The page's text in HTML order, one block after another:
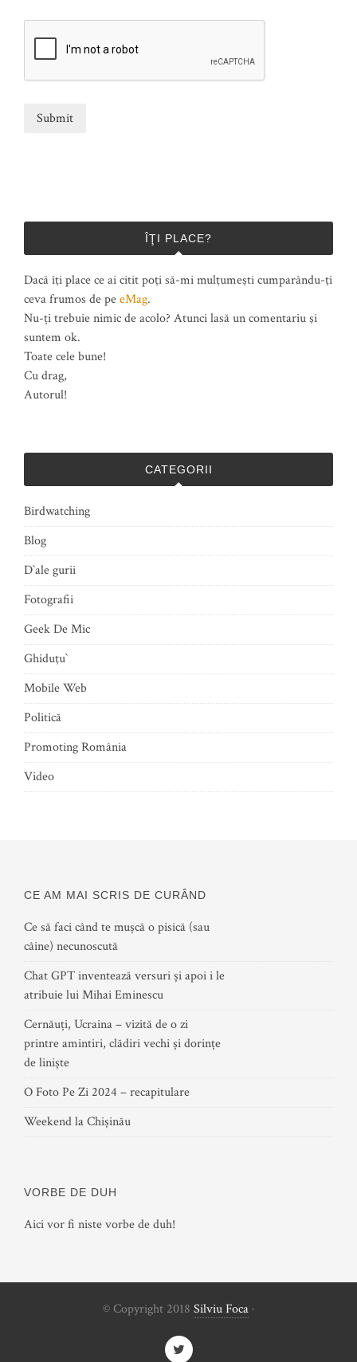
ÎŢI PLACE?
Dacă îţi place ce ai citit poţi să-mi mulţumeşti cumparându-ţi
ceva frumos de peeMag.
Nu-ți trebuie nimic de acolo? Atunci lasă un comentariu şi
suntem ok.
Toate cele bune!
Cu drag,
Autorul!
CATEGORII
Birdwatching
Blog
D`ale gurii
Fotografii
Geek De Mic
Ghiduţu`
Mobile Web
Politică
Promoting România
Video
CE AM MAI SCRIS DE CURÂND
Ce să faci când te mușcă o pisică (sau
câine) necunoscută
Chat GPT inventează versuri și apoi i le
atribuie lui Mihai Eminescu
Cernăuți, Ucraina – vizită de o zi
printre amintiri, clădiri vechi și dorințe
de liniște
O Foto Pe Zi 2024 – recapitulare
Weekend la Chișinău
VORBE DE DUH
Aici vor fi niste vorbe de duh!
© Copyright 2018 Silviu Foca ·